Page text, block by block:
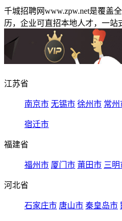
千城招聘网www.zpw.net是覆盖
历，企业可直招本地人才，一站
江苏省
南京市 无锡市 徐州市 常州
宿迁市
福建省
福州市 厦门市 莆田市 三明
河北省
石家庄市 唐山市 秦皇岛市